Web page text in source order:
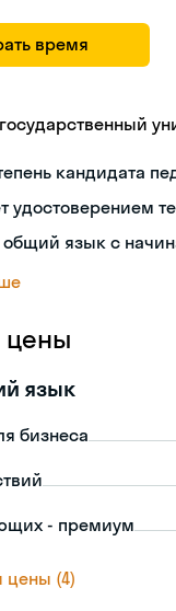
время
кандидата
удостоверением
общий язык с
цены
язык
бизнеса
- премиум
цены (4)